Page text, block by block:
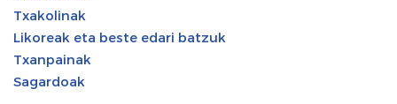
Txakolinak
Likoreak eta beste edari batzuk
Txanpainak
Sagardoak